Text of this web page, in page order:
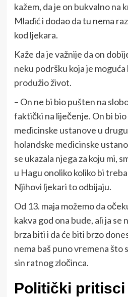
kažem, da je on bukvalno na
Mladić i dodao da tu nema
kod ljekara.
Kaže da je važnije da on
neku podršku koja je moguća
produžio život.
– On ne bi bio pušten na
faktički na liječenje. On bi
medicinske ustanove u
holandske medicinske
se ukazala njega za koju mi,
u Hagu onoliko koliko bi
Njihovi ljekari to odbijaju.
Od 13. maja možemo da
kakva god ona bude, ali ja se
brza biti i da će biti brzo
nema baš puno vremena što
sin ratnog zločinca.
Politički pritisci